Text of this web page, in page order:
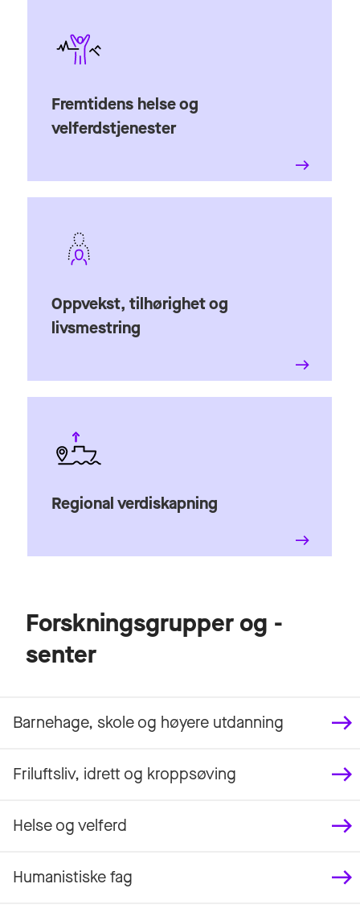
Fremtidens helse og
velferdstjenester
Oppvekst, tilhørighet og
livsmestring
Regional verdiskapning
Forskningsgrupper og -
senter
Barnehage, skole og høyere utdanning
Friluftsliv, idrett og kroppsøving
Helse og velferd
Humanistiske fag